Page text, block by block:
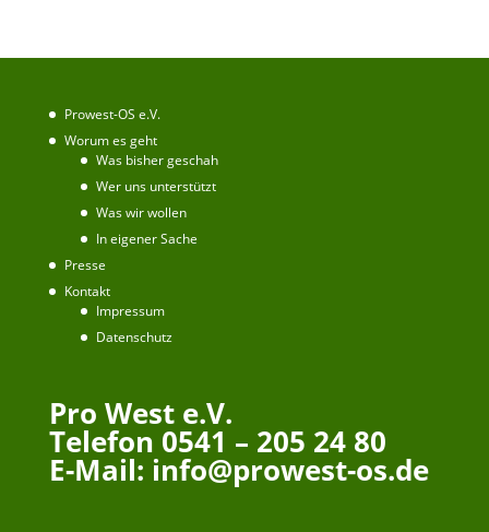
Prowest-OS e.V.
Worum es geht
Was bisher geschah
Wer uns unterstützt
Was wir wollen
In eigener Sache
Presse
Kontakt
Impressum
Datenschutz
Pro West e.V.
Telefon 0541 – 205 24 80
E-Mail: info@prowest-os.de